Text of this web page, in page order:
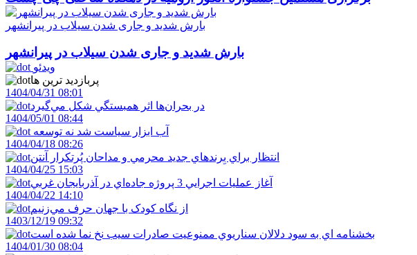
بارش شدید و جاری شدن سیلاب در پیرانشهر
بارش شدید و جاری شدن سیلاب در پیرانشهر
ویدئو
پربازدید ترین ها
1404/04/31 08:01
در بحران‌ها اثر همبستگي شکل مي‌گيرد
1404/05/01 08:44
آب ابزار سياست شد نه توسعه
1404/04/18 08:26
انتظار براي بِرندهاي جديد محرمي و مداحان پُرتکرار آنتن
1404/04/25 15:03
آغاز عمليات اجرايي 3 پروژه جاده‌اي در آذربايجان غربي
1404/04/22 14:10
از نگاه کودک با جهان حرف مي‌زنيم
1403/12/19 09:32
بخشنامه اي به سود دلالان سناريوي ممنوعيت صادرات سيب نخ نما شده است
1404/01/30 08:04